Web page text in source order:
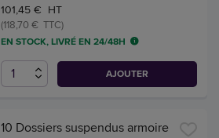
101,45 € HT
(118,70 € TTC)
EN STOCK, LIVRÉ EN 24/48H
AJOUTER
10 Dossiers suspendus armoire